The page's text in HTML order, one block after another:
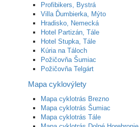
Profibikers, Bystrá
Villa Ďumbierka, Mýto
Hradisko, Nemecká
Hotel Partizán, Tále
Hotel Stupka, Tále
Kúria na Táloch
Požičovňa Šumiac
Požičovňa Telgárt
Mapa cyklovýlety
Mapa cyklotrás Brezno
Mapa cyklotrás Šumiac
Mapa cyklotrás Tále